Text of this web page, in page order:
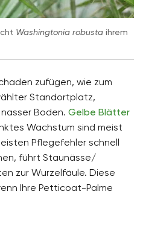
Washingtonia robusta ihrem
zufügen, wie zum
Standortplatz,
Boden. Gelbe Blätter
Wachstum sind meist
Pflegefehler schnell
führt Staunässe/
zur Wurzelfäule. Diese
Ihre Petticoat-Palme